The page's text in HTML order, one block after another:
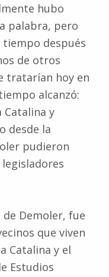
hubo
palabra, pero
después
de otros
tratarían hoy en
alcanzó:
Catalina y
desde la
pudieron
Demoler, fue
que viven
Catalina y el
Estudios